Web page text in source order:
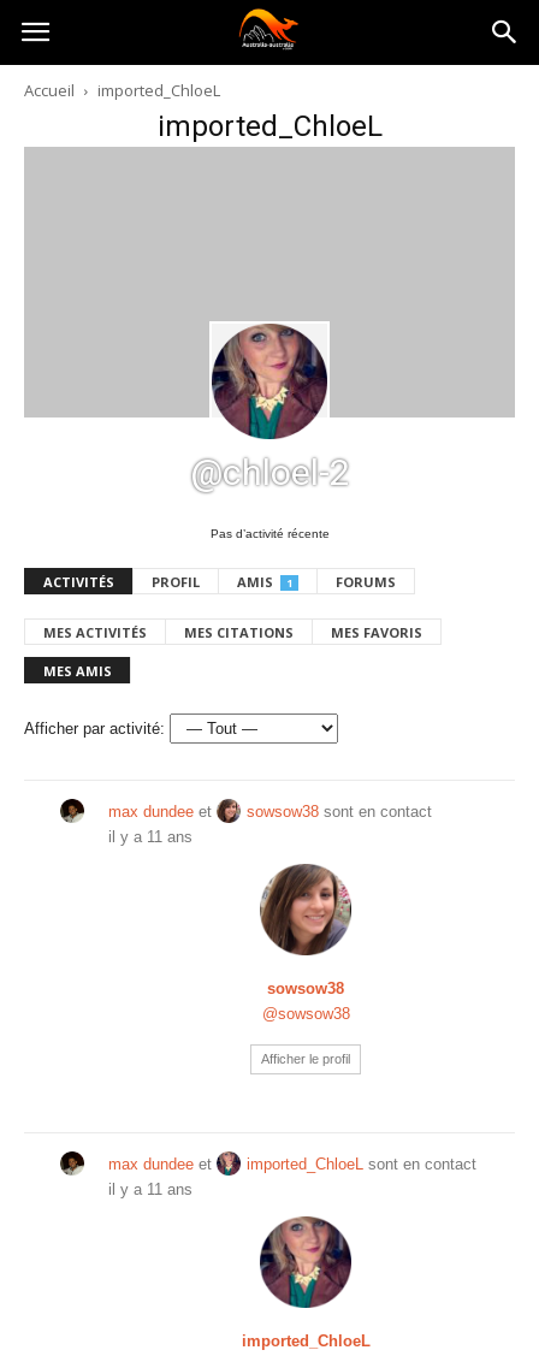
Australia-
australie.com
Accueil imported_ChloeL
imported_ChloeL
@chloel-2
Pas d’activité récente
ACTIVITÉS PROFIL AMIS 1 FORUMS
MES ACTIVITÉS MES CITATIONS MES FAVORIS
MES AMIS
Afficher par activité:
max dundee et sowsow38 sont en contact
il y a 11 ans
sowsow38
@sowsow38
Afficher le profil
max dundee et imported_ChloeL sont en contact
il y a 11 ans
imported_ChloeL